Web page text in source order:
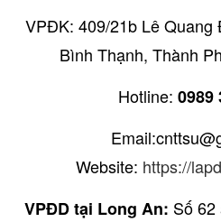
VPĐK: 409/21b Lê Quang
Bình Thạnh, Thành
Hotline: 0989
Website: https://
VPĐD tại Long An: Số 62